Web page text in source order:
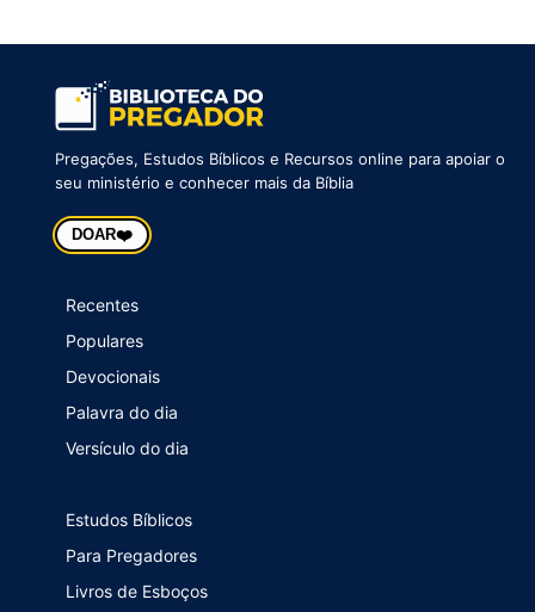
Pregações, Estudos Bíblicos e Recursos online para apoiar o
seu ministério e conhecer mais da Bíblia
DOAR❤️
Recentes
Populares
Devocionais
Palavra do dia
Versículo do dia
Estudos Bíblicos
Para Pregadores
Livros de Esboços